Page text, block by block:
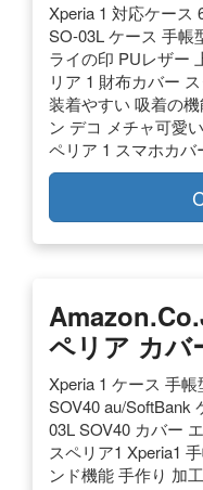
Xperia 1 対応ケース
SO-03L ケース 手帳
ライの印 PUレザー
リア 1 財布カバー
装着やすい 吸着の
ン デコ メチャ可愛
ペリア 1 スマホカ
ペリア カバ
Xperia 1 ケース 手
SOV40 au/SoftBank
03L SOV40 カバー
スペリア1 Xperia1
ンド機能 手作り 加